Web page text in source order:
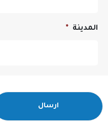
المدينة *